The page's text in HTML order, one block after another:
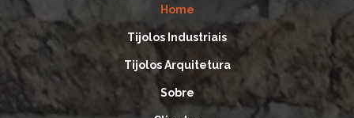
Home
Tijolos Industriais
Tijolos Arquitetura
Sobre